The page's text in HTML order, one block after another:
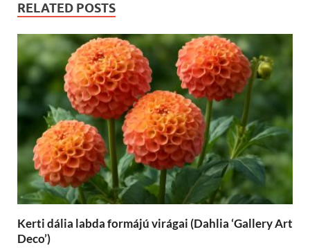
RELATED POSTS
Kerti dália labda formájú virágai (Dahlia ‘Gallery Art
Deco’)